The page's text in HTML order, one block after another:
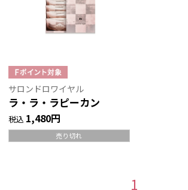
サロンドロワイヤル
ラ・ラ・ラピーカン
税込 1,480円
売り切れ
1